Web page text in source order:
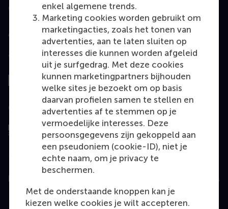
enkel algemene trends.
Marketing cookies worden gebruikt om
marketingacties, zoals het tonen van
advertenties, aan te laten sluiten op
interesses die kunnen worden afgeleid
uit je surfgedrag. Met deze cookies
kunnen marketingpartners bijhouden
welke sites je bezoekt om op basis
daarvan profielen samen te stellen en
advertenties af te stemmen op je
vermoedelijke interesses. Deze
persoonsgegevens zijn gekoppeld aan
een pseudoniem (cookie-ID), niet je
echte naam, om je privacy te
beschermen.
Met de onderstaande knoppen kan je
kiezen welke cookies je wilt accepteren.
Geaccrediteerd door
Top gerangschikt
Geëvalueerd door
Education
Bachelor